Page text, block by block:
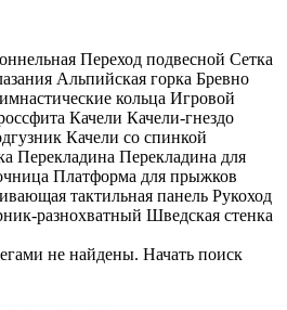
Переход подвесной Сетка
Альпийская горка Бревно
кольца Игровой
Качели Качели-гнездо
Качели со спинкой
Перекладина Перекладина для
Платформа для прыжков
тактильная панель Рукоход
разнохватный Шведская стенка
не найдены. Начать поиск